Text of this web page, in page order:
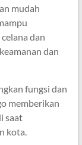
mudah
dan
dan
fungsi dan
memberikan
saat
kota.